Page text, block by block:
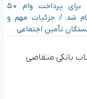
شرط جدید تأمین اجتماعی برای پرداخت وام ۵۰
شد / جزئیات مهم و